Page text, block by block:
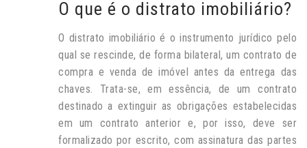
O que é o distrato imobiliário?
O distrato imobiliário é o instrumento jurídico pelo
qual se rescinde, de forma bilateral, um contrato de
compra e venda de imóvel antes da entrega das
chaves. Trata-se, em essência, de um contrato
destinado a extinguir as obrigações estabelecidas
em um contrato anterior e, por isso, deve ser
formalizado por escrito, com assinatura das partes